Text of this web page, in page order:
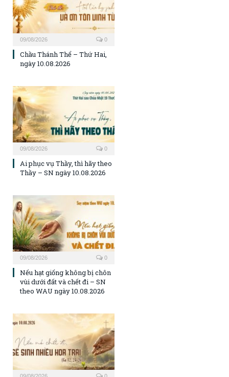
09/08/2026 0
Chầu Thánh Thể – Thứ Hai,
ngày 10.08.2026
09/08/2026 0
Ai phục vụ Thầy, thì hãy theo
Thầy – SN ngày 10.08.2026
09/08/2026 0
Nếu hạt giống không bị chôn
vùi dưới đất và chết đi – SN
theo WAU ngày 10.08.2026